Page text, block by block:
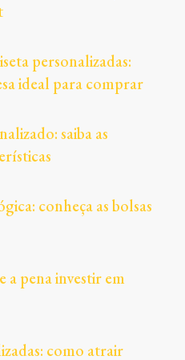
personalizadas:
ideal para comprar
saiba as
conheça as bolsas
a pena investir em
como atrair